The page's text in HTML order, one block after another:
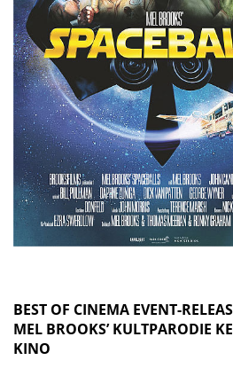
BEST OF CINEMA EVENT-
MEL BROOKS’ KULTPARODIE
KINO